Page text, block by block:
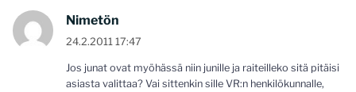
Nimetön
24.2.2011 17:47
Jos junat ovat myöhässä niin junille ja raiteilleko sitä pitäisi
asiasta valittaa? Vai sittenkin sille VR:n henkilökunnalle,